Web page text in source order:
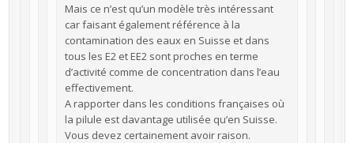
Mais ce n’est qu’un modèle très intéressant
car faisant également référence à la
contamination des eaux en Suisse et dans
tous les E2 et EE2 sont proches en terme
d’activité comme de concentration dans l’eau
effectivement.
A rapporter dans les conditions françaises où
la pilule est davantage utilisée qu’en Suisse.
Vous devez certainement avoir raison.